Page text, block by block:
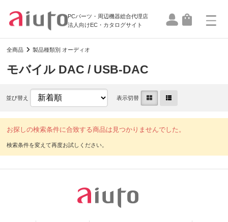
PCパーツ・周辺機器総合代理店
法人向けEC・カタログサイト
全商品 製品種類別 オーディオ
モバイル DAC / USB-DAC
並び替え 表示切替
お探しの検索条件に合致する商品は見つかりませんでした。